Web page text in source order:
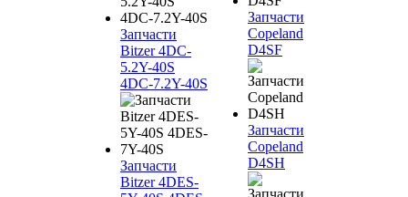
Запчасти
Bitzer 4DC-
5.2Y-40S
4DC-7.2Y-40S
Запчасти
Bitzer 4DES-
Запчасти
Copeland
D4SF
Запчасти
Copeland
D4SH